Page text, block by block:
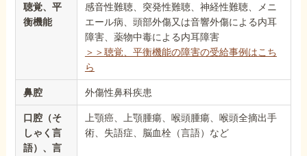
聴覚、平
衡機能
感音性難聴、突発性難聴、神経性難聴、メニ
エール病、頭部外傷又は音響外傷による内耳
障害、薬物中毒による内耳障害
＞＞聴覚、平衡機能の障害の受給事例はこち
ら
鼻腔 外傷性鼻科疾患
口腔（そ
しゃく言
語）、言
上顎癌、上顎腫瘍、喉頭腫瘍、喉頭全摘出手
術、失語症、脳血栓（言語）など